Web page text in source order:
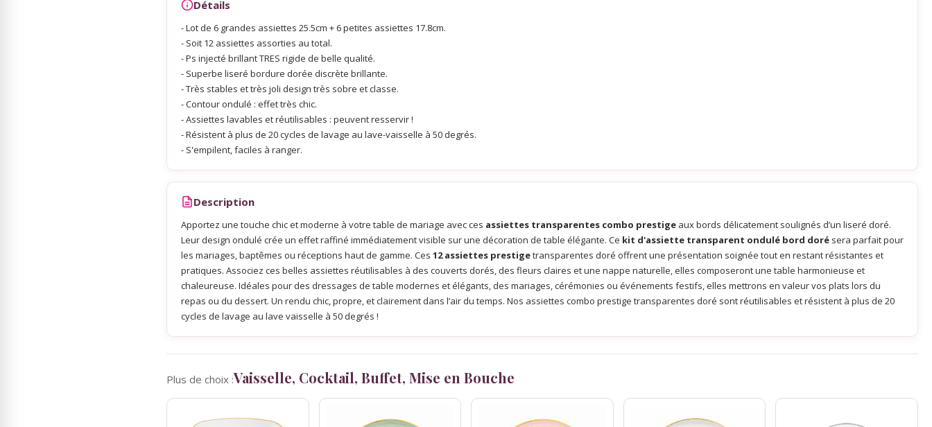
Détails
- Lot de 6 grandes assiettes 25.5cm + 6 petites assiettes 17.8cm.
- Soit 12 assiettes assorties au total.
- Ps injecté brillant TRES rigide de belle qualité.
- Superbe liseré bordure dorée discrète brillante.
- Très stables et très joli design très sobre et classe.
- Contour ondulé : effet très chic.
- Assiettes lavables et réutilisables : peuvent resservir !
- Résistent à plus de 20 cycles de lavage au lave-vaisselle à 50 degrés.
- S'empilent, faciles à ranger.
Description
Apportez une touche chic et moderne à votre table de mariage avec ces assiettes transparentes combo prestige aux bords délicatement soulignés d’un liseré doré.
Leur design ondulé crée un effet raffiné immédiatement visible sur une décoration de table élégante. Ce kit d'assiette transparent ondulé bord doré sera parfait pour
les mariages, baptêmes ou réceptions haut de gamme. Ces 12 assiettes prestigetransparentes doré offrent une présentation soignée tout en restant résistantes et
pratiques. Associez ces belles assiettes réutilisables à des couverts dorés, des fleurs claires et une nappe naturelle, elles composeront une table harmonieuse et
chaleureuse. Idéales pour des dressages de table modernes et élégants, des mariages, cérémonies ou événements festifs, elles mettrons en valeur vos plats lors du
repas ou du dessert. Un rendu chic, propre, et clairement dans l’air du temps. Nos assiettes combo prestige transparentes doré sont réutilisables et résistent à plus de 20
cycles de lavage au lave vaisselle à 50 degrés !
Plus de choix :Vaisselle, Cocktail, Buffet, Mise en Bouche